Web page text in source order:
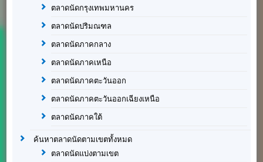
ตลาดนัดกรุงเทพมหานคร
ตลาดนัดปริมณฑล
ตลาดนัดภาคกลาง
ตลาดนัดภาคเหนือ
ตลาดนัดภาคตะวันออก
ตลาดนัดภาคตะวันออกเฉียงเหนือ
ตลาดนัดภาคใต้
ค้นหาตลาดนัดตามเขตทั้งหมด
ตลาดนัดแบ่งตามเขต